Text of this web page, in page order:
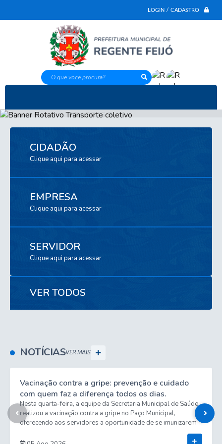
LOGIN / CADASTRO
O que voce procura?
CIDADÃO
Clique aqui para acessar
EMPRESA
Clique aqui para acessar
SERVIDOR
Clique aqui para acessar
VER TODOS
NOTÍCIASVER MAIS
Vacinação contra a gripe: prevenção e cuidado
com quem faz a diferença todos os dias.
Nesta quarta-feira, a equipe da Secretaria Municipal de Saúde
realizou a vacinação contra a gripe no Paço Municipal,
oferecendo aos servidores a oportunidade de se imunizarem
no próprio local de trabalho. A iniciativa reforça a importância
da prevenção, contribuindo para a proteção da saúde dos
Ver Mais